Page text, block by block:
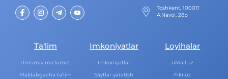
Toshkent, 100011
A.Navoi, 28b
Ta‘lim
Umumiy ma‘lumot
Maktabgacha ta‘lim
Imkoniyatlar
Imkoniyatlar
Saytlar yaratish
Loyihalar
uMail.uz
Fikr.uz